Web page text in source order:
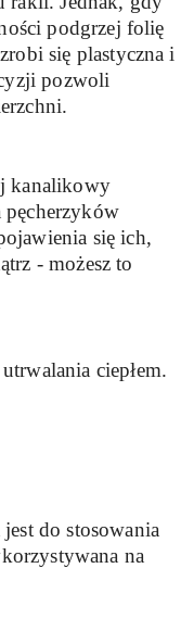
podgrzej folię
się plastyczna i
pozwoli
kanalikowy
się ich,
- możesz to
ciepłem.
do stosowania
na